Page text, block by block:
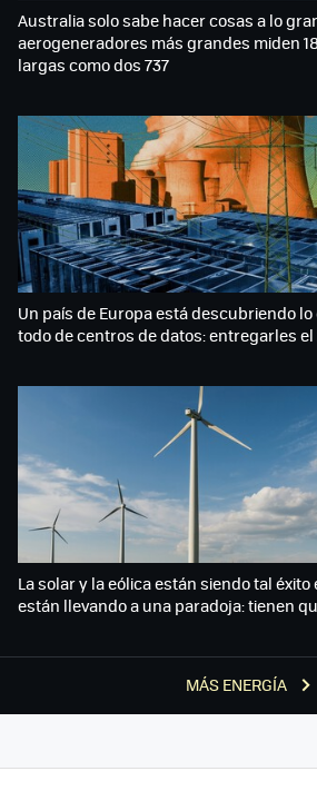
MÁS ENERGÍA
Australia solo sabe hacer cosas a lo
aerogeneradores más grandes miden
largas como dos 737
Un país de Europa está descubriendo
todo de centros de datos: entregarles el
La solar y la eólica están siendo tal
están llevando a una paradoja: tienen